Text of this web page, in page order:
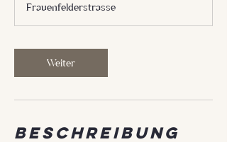
i
n
Frauenfelderstrasse
Weiter
Beschreibung